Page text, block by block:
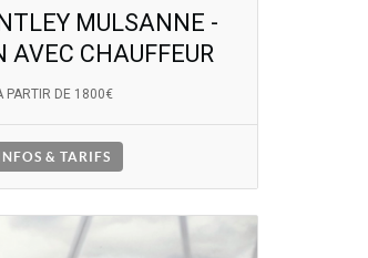
MULSANNE -
AVEC CHAUFFEUR
PARTIR DE 1800€
& TARIFS